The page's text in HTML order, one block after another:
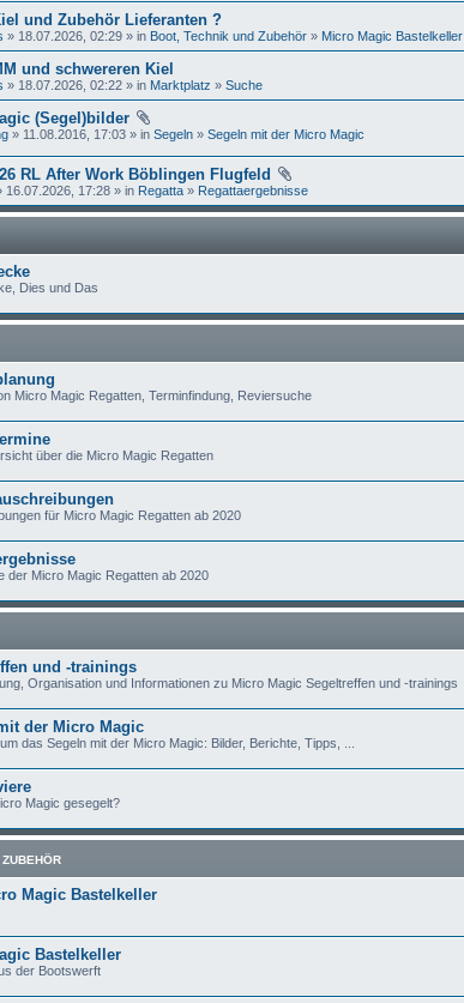
und Zubehör Lieferanten ?
» 18.07.2026, 02:29 » in Boot, Technik und Zubehör » Micro Magic Bastelkeller
und schwereren Kiel
» 18.07.2026, 02:22 » in Marktplatz » Suche
(Segel)bilder
» 11.08.2016, 17:03 » in Segeln » Segeln mit der Micro Magic
RL After Work Böblingen Flugfeld
16.07.2026, 17:28 » in Regatta » Regattaergebnisse
Dies und Das
Micro Magic Regatten, Terminfindung, Reviersuche
über die Micro Magic Regatten
für Micro Magic Regatten ab 2020
der Micro Magic Regatten ab 2020
und -trainings
Organisation und Informationen zu Micro Magic Segeltreffen und -trainings
der Micro Magic
das Segeln mit der Micro Magic: Bilder, Berichte, Tipps, ...
Magic gesegelt?
Magic Bastelkeller
Bastelkeller
der Bootswerft